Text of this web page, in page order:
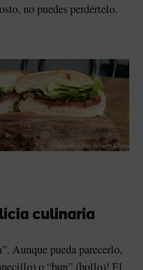
no puedes perdértelo.
culinaria
Aunque pueda parecerlo,
o “bun” (bollo)! El